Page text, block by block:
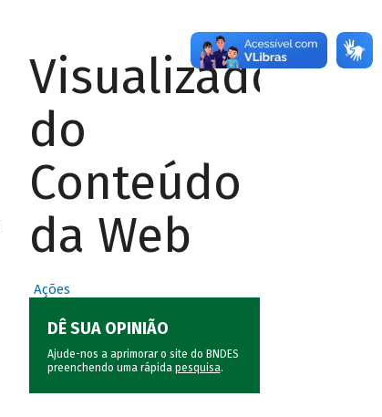
Visualizador
do
Conteúdo
da Web
Ações
DÊ SUA OPINIÃO
Ajude-nos a aprimorar o site do BNDES
preenchendo uma rápida pesquisa.